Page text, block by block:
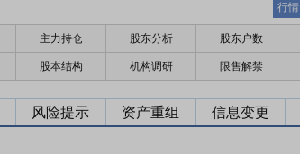
行情
主力持仓 股东分析 股东户数
股本结构 机构调研 限售解禁
风险提示 资产重组 信息变更